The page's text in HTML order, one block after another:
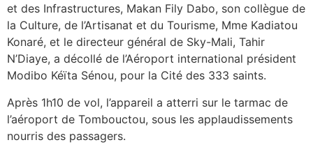
et des Infrastructures, Makan Fily Dabo, son collègue de
la Culture, de l’Artisanat et du Tourisme, Mme Kadiatou
Konaré, et le directeur général de Sky-Mali, Tahir
N’Diaye, a décollé de l’Aéroport international président
Modibo Kéïta Sénou, pour la Cité des 333 saints.
Après 1h10 de vol, l’appareil a atterri sur le tarmac de
l’aéroport de Tombouctou, sous les applaudissements
nourris des passagers.